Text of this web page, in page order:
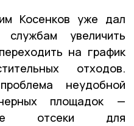
Косенков уже дал
увеличить
на график
отходов.
неудобной
площадок —
отсеки для